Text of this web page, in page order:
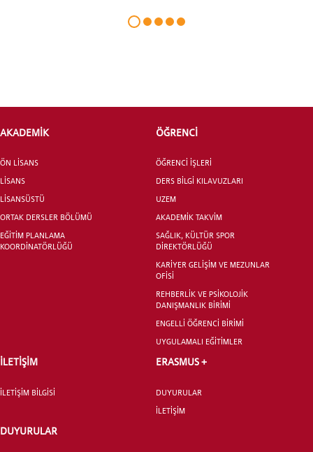
ÖNLİSANS ve
AKADEMİK
ÖN LİSANS
LİSANS
LİSANSÜSTÜ
ORTAK DERSLER BÖLÜMÜ
EĞİTİM PLANLAMA
KOORDİNATÖRLÜĞÜ
ÖĞRENCİ
ÖĞRENCİ İŞLERİ
DERS BİLGİ KILAVUZLARI
UZEM
AKADEMİK TAKVİM
SAĞLIK, KÜLTÜR SPOR
DİREKTÖRLÜĞÜ
KARİYER GELİŞİM VE MEZUNLAR
OFİSİ
REHBERLİK VE PSİKOLOJİK
DANIŞMANLIK BİRİMİ
ENGELLİ ÖĞRENCİ BİRİMİ
UYGULAMALI EĞİTİMLER
İLETİŞİM
İLETİŞİM BİLGİSİ
ERASMUS +
DUYURULAR
İLETİŞİM
DUYURULAR